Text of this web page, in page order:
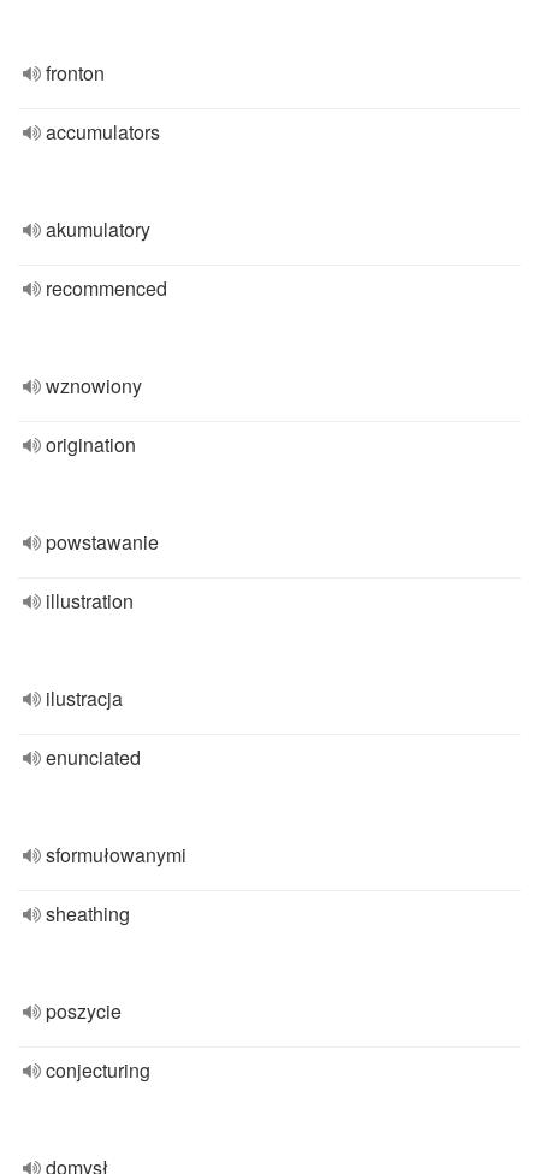
fronton
accumulators
akumulatory
recommenced
wznowiony
origination
powstawanie
illustration
ilustracja
enunciated
sformułowanymi
sheathing
poszycie
conjecturing
domysł